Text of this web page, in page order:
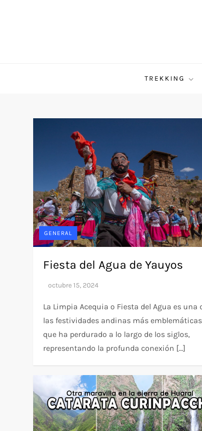
TREKKING
GENERAL
Fiesta del Agua de Yauyos
La Limpia Acequia o Fiesta del Agua es una
las festividades andinas más emblemáticas
que ha perdurado a lo largo de los siglos,
representando la profunda conexión […]